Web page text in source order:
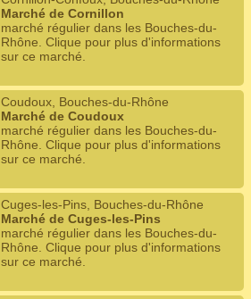
Marché de Cornillon
marché régulier dans les Bouches-du-
Rhône. Clique pour plus d'informations
sur ce marché.
Coudoux, Bouches-du-Rhône
Marché de Coudoux
marché régulier dans les Bouches-du-
Rhône. Clique pour plus d'informations
sur ce marché.
Cuges-les-Pins, Bouches-du-Rhône
Marché de Cuges-les-Pins
marché régulier dans les Bouches-du-
Rhône. Clique pour plus d'informations
sur ce marché.